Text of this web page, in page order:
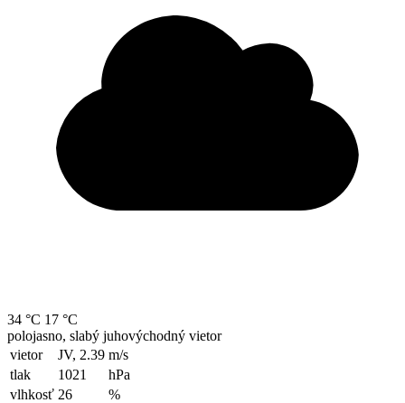
34 °C 17 °C
polojasno, slabý juhovýchodný vietor
vietor
JV, 2.39 m/s
tlak
1021
hPa
vlhkosť 26 %